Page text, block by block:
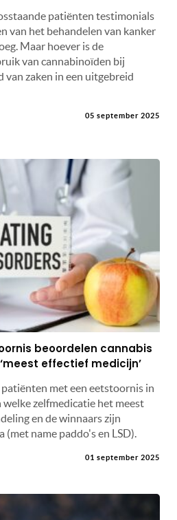
patiënten testimonials
van het behandelen van kanker
Maar hoever is de
van cannabinoïden bij
van zaken in een uitgebreid
05 september 2025
beoordelen cannabis
effectief medicijn’
met een eetstoornis in
zelfmedicatie het meest
en de winnaars zijn
(met name paddo's en LSD).
01 september 2025